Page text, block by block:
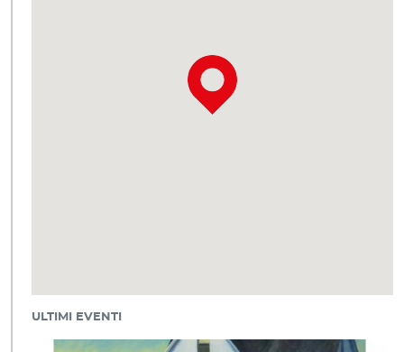
ULTIMI EVENTI